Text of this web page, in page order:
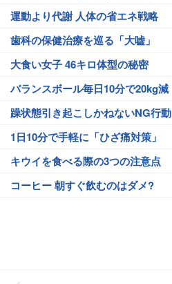
運動より代謝 人体の省エネ戦略
歯科の保健治療を巡る「大嘘」
大食い女子 46キロ体型の秘密
バランスボール毎日10分で20kg減
躁状態引き起こしかねないNG行動
1日10分で手軽に「ひざ痛対策」
キウイを食べる際の3つの注意点
コーヒー 朝すぐ飲むのはダメ?